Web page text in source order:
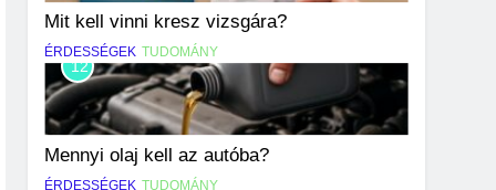
Mit kell vinni kresz vizsgára?
ÉRDESSÉGEK TUDOMÁNY
12
Mennyi olaj kell az autóba?
ÉRDESSÉGEK TUDOMÁNY